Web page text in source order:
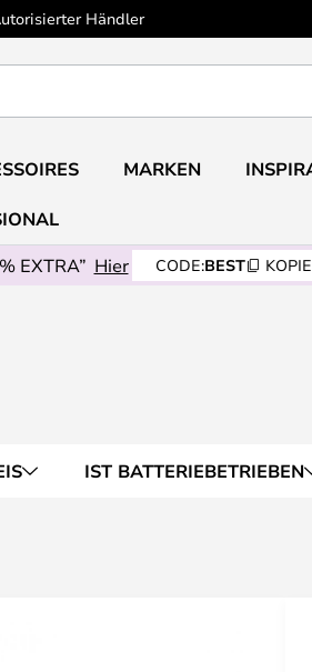
Händler
MARKEN
EXTRA” Hier CODE:BEST
IST BATTERIEBETRIEBEN